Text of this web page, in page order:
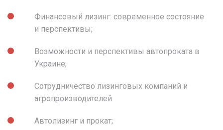
Финансовый лизинг: современное состояние
и перспективы;
Возможности и перспективы автопроката в
Украине;
Сотрудничество лизинговых компаний и
агропроизводителей
Автолизинг и прокат;